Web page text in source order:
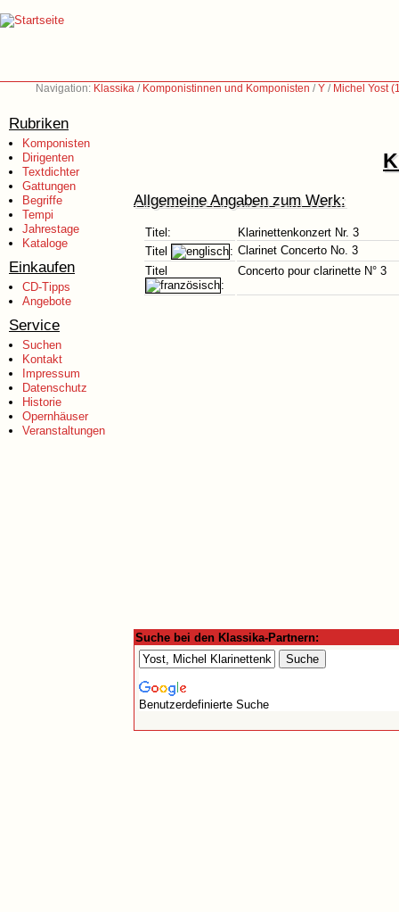
Navigation: Klassika / Komponistinnen und Komponisten /Y / Michel Yost
Rubriken
Komponisten
Dirigenten
Textdichter
Gattungen
Begriffe
Tempi
Jahrestage
Kataloge
Einkaufen
CD-Tipps
Angebote
Service
Suchen
Kontakt
Impressum
Datenschutz
Historie
Opernhäuser
Veranstaltungen
Allgemeine Angaben zum Werk:
Titel:
Klarinettenkonzert Nr. 3
Titel
: Clarinet Concerto No. 3
Titel
:
Concerto pour clarinette N° 3
Suche bei den Klassika-Partnern:
Benutzerdefinierte Suche